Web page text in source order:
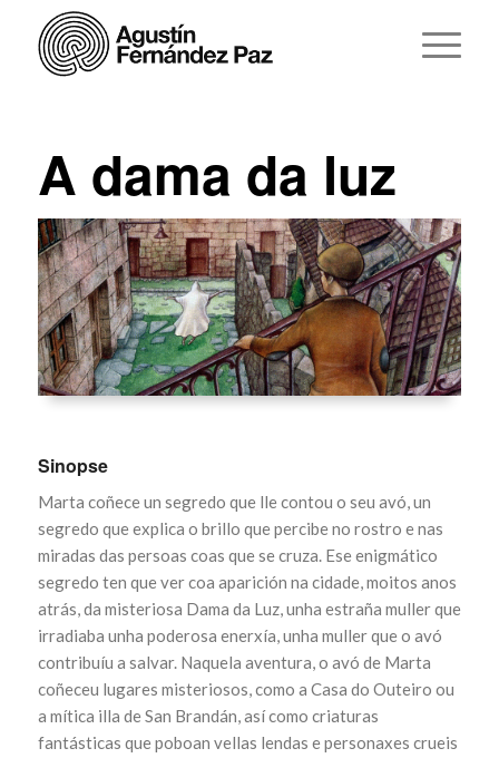
A dama da luz
Sinopse
Marta coñece un segredo que lle contou o seu avó, un
segredo que explica o brillo que percibe no rostro e nas
miradas das persoas coas que se cruza. Ese enigmático
segredo ten que ver coa aparición na cidade, moitos anos
atrás, da misteriosa Dama da Luz, unha estraña muller que
irradiaba unha poderosa enerxía, unha muller que o avó
contribuíu a salvar. Naquela aventura, o avó de Marta
coñeceu lugares misteriosos, como a Casa do Outeiro ou
a mítica illa de San Brandán, así como criaturas
fantásticas que poboan vellas lendas e personaxes crueis